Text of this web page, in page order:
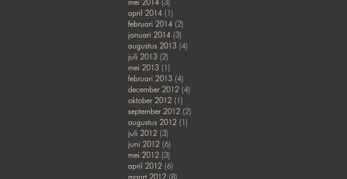
april 2014(1)
februari 2014(2)
januari 2014(3)
augustus 2013(4)
juli 2013(2)
mei 2013(1)
februari 2013(4)
december 2012(4)
oktober 2012(1)
september 2012(2)
augustus 2012(1)
juli 2012(3)
juni 2012(6)
mei 2012(3)
april 2012(6)
maart 2012(8)